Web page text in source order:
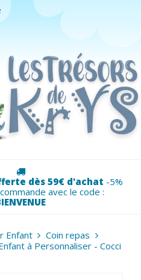
dès 59€ d'achat -5%
avec le code :
Enfant
Coin repas
à Personnaliser - Cocci